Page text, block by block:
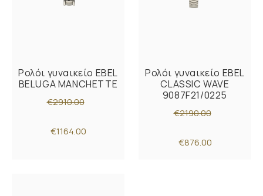
Ρολόι γυναικείο EBEL
BELUGA MANCHETTE
€2910.00
€1164.00
Ρολόι γυναικείο EBEL
CLASSIC WAVE
9087F21/0225
€2190.00
€876.00